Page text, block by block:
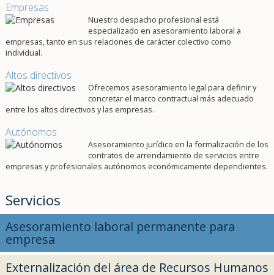
Empresas
Nuestro despacho profesional está
especializado en asesoramiento laboral a
empresas, tanto en sus relaciones de carácter colectivo como
individual.
Altos directivos
Ofrecemos asesoramiento legal para definir y
concretar el marco contractual más adecuado
entre los altos directivos y las empresas.
Autónomos
Asesoramiento jurídico en la formalización de los
contratos de arrendamiento de servicios entre
empresas y profesionales autónomos económicamente dependientes.
Servicios
Asesoramiento laboral permanente para
empresa
Externalización del área de Recursos Humanos